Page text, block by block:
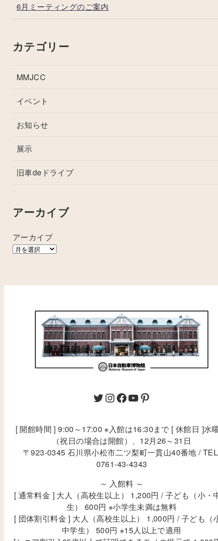
6月ミーティングのご案内
カテゴリー
MMJCC
イベント
お知らせ
展示
旧車deドライブ
アーカイブ
アーカイブ
[ 開館時間 ] 9:00～17:00 ※入館は16:30まで [ 休館日 ]水
（祝日の場合は開館）、12月26～31日
〒923-0345 石川県小松市二ツ梨町一貫山40番地 /
0761-43-4343
～ 入館料 ～
[ 通常料金 ] 大人（高校生以上） 1,200円 / 子ども（小・
生） 600円 ※小学生未満は無料
[ 団体割引料金 ] 大人（高校生以上） 1,000円 / 子ども（
中学生） 500円 ※15人以上で適用